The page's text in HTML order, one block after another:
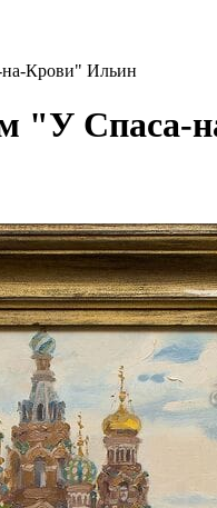
Крови" Ильин
"У Спаса-